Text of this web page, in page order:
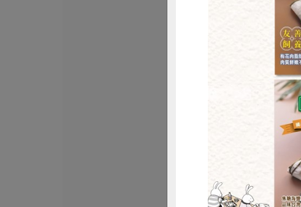
立高生機股份有限公司
原味雞肉粥-230g
惜食